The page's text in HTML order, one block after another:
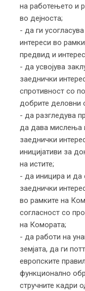
на работењето и
во дејноста;
- да ги
интереси во
предвид и
- да усвојува
заеднички
спротивност со
добрите деловни
- да разгледува
да дава мислења
заеднички
иницијативи за
на истите;
- да иницира и да
заеднички
во рамките на
согласност со
на Комората;
- да работи на
земјата, да ги
европските
функционално
стручните кадри